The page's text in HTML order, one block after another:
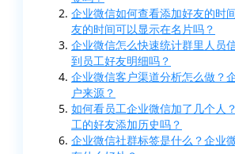
企业微信如何查看添加好友的时
友的时间可以显示在名片吗？
企业微信怎么快速统计群里人员
到员工好友明细吗？
企业微信客户渠道分析怎么做？
户来源？
如何看员工企业微信加了几个人
工的好友添加历史吗？
企业微信社群标签是什么？企业